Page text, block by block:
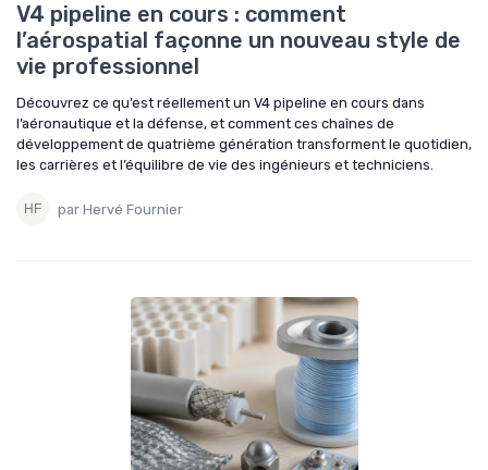
V4 pipeline en cours : comment
l’aérospatial façonne un nouveau style de
vie professionnel
Découvrez ce qu’est réellement un V4 pipeline en cours dans
l’aéronautique et la défense, et comment ces chaînes de
développement de quatrième génération transforment le quotidien,
les carrières et l’équilibre de vie des ingénieurs et techniciens.
par Hervé Fournier